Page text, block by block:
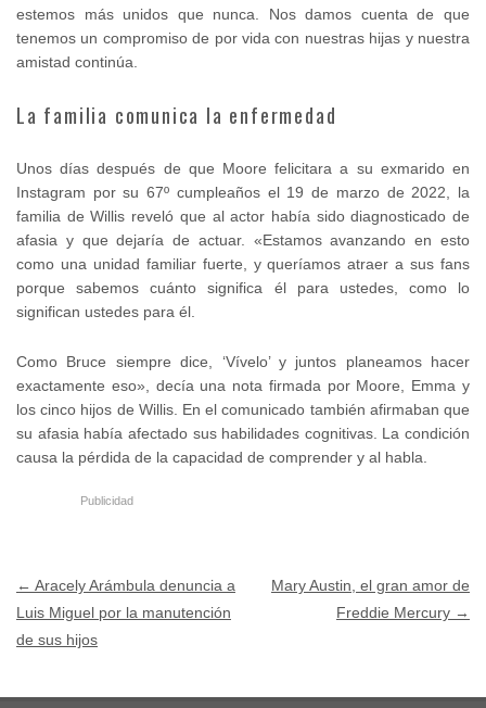
estemos más unidos que nunca. Nos damos cuenta de que
tenemos un compromiso de por vida con nuestras hijas y nuestra
amistad continúa.
La familia comunica la enfermedad
Unos días después de que Moore felicitara a su exmarido en
Instagram por su 67º cumpleaños el 19 de marzo de 2022, la
familia de Willis reveló que al actor había sido diagnosticado de
afasia y que dejaría de actuar. «Estamos avanzando en esto
como una unidad familiar fuerte, y queríamos atraer a sus fans
porque sabemos cuánto significa él para ustedes, como lo
significan ustedes para él.
Como Bruce siempre dice, ‘Vívelo’ y juntos planeamos hacer
exactamente eso», decía una nota firmada por Moore, Emma y
los cinco hijos de Willis. En el comunicado también afirmaban que
su afasia había afectado sus habilidades cognitivas. La condición
causa la pérdida de la capacidad de comprender y al habla.
Publicidad
Post navigation
← Aracely Arámbula denuncia a
Luis Miguel por la manutención
de sus hijos
Mary Austin, el gran amor de
Freddie Mercury →